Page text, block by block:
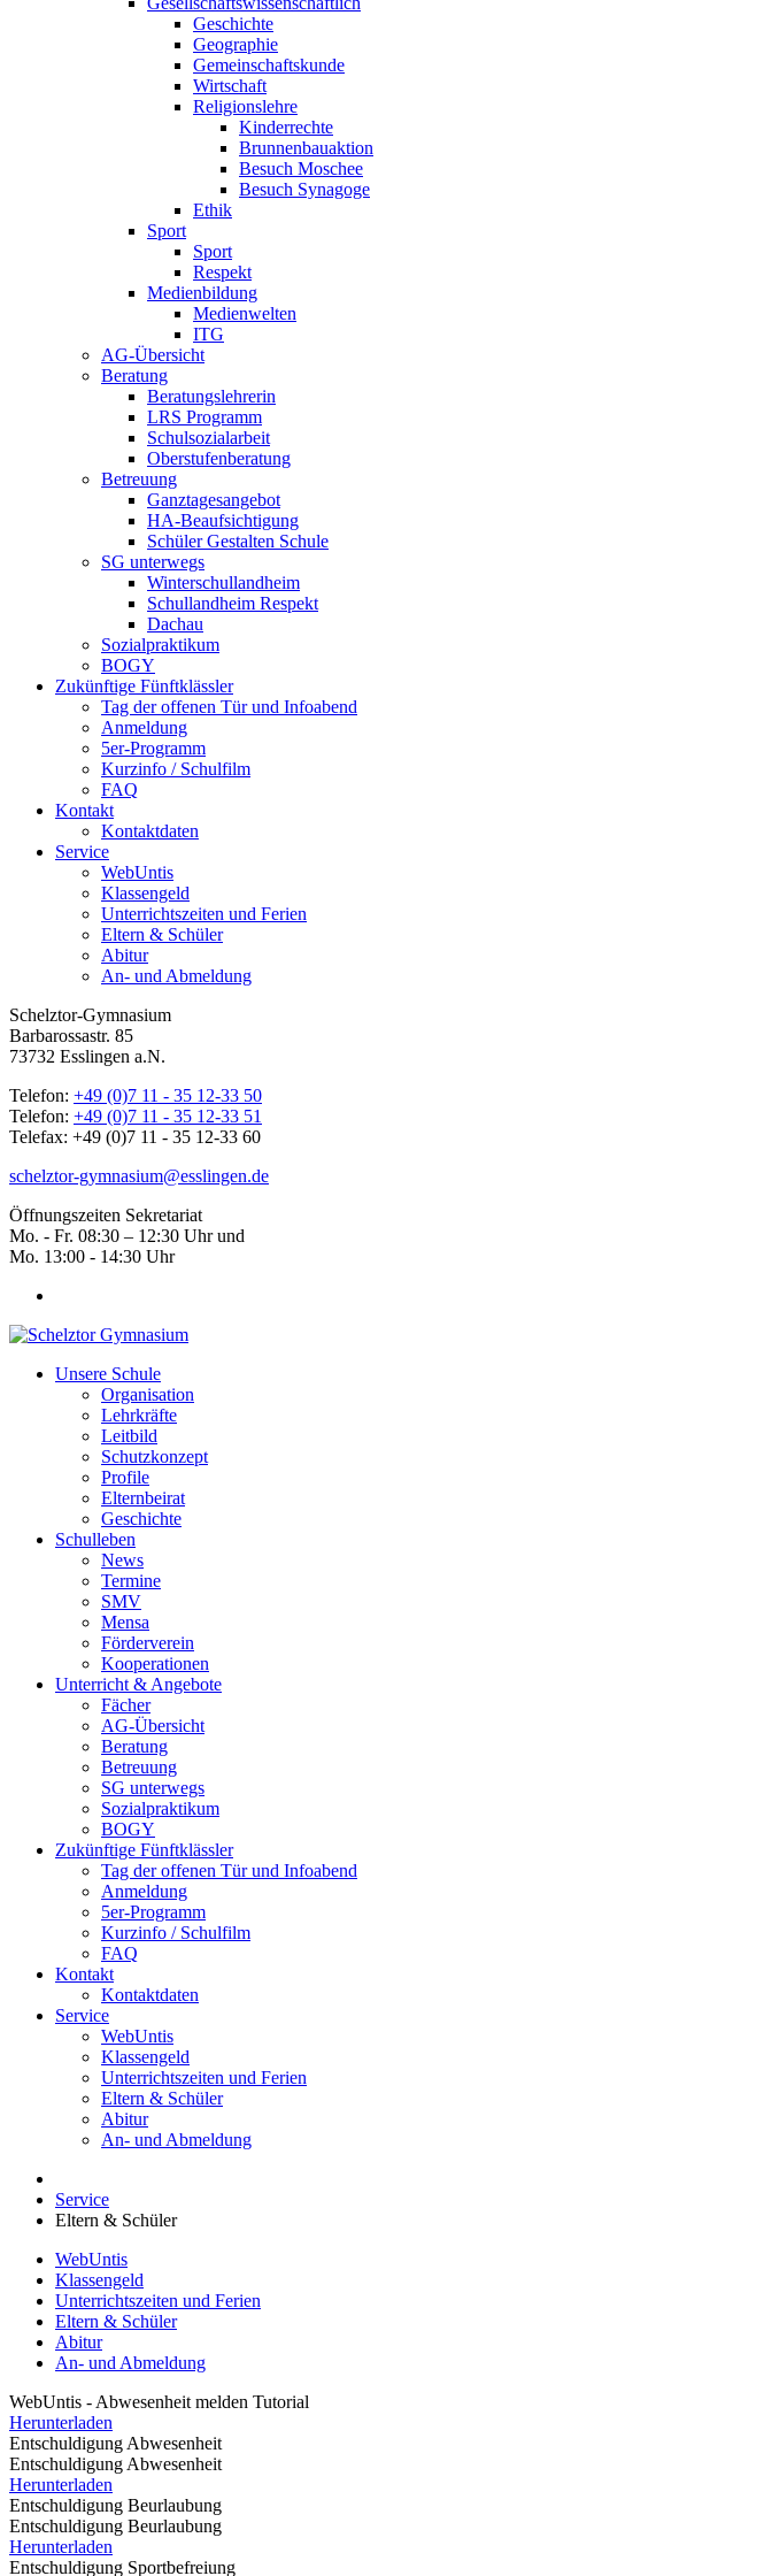
Geschichte
Geographie
Gemeinschaftskunde
Wirtschaft
Religionslehre
Kinderrechte
Brunnenbauaktion
Besuch Moschee
Besuch Synagoge
Ethik
Sport
Sport
Respekt
Medienbildung
Medienwelten
ITG
AG-Übersicht
Beratung
Beratungslehrerin
LRS Programm
Schulsozialarbeit
Oberstufenberatung
Betreuung
Ganztagesangebot
HA-Beaufsichtigung
Schüler Gestalten Schule
SG unterwegs
Winterschullandheim
Schullandheim Respekt
Dachau
Sozialpraktikum
BOGY
Zukünftige Fünftklässler
Tag der offenen Tür und Infoabend
Anmeldung
5er-Programm
Kurzinfo / Schulfilm
FAQ
Kontakt
Kontaktdaten
Service
WebUntis
Klassengeld
Unterrichtszeiten und Ferien
Eltern & Schüler
Abitur
An- und Abmeldung
Schelztor-Gymnasium
Barbarossastr. 85
73732 Esslingen a.N.
Telefon: +49 (0)7 11 - 35 12-33 50
Telefon: +49 (0)7 11 - 35 12-33 51
Telefax: +49 (0)7 11 - 35 12-33 60
schelztor-gymnasium@esslingen.de
Öffnungszeiten Sekretariat
Mo. - Fr. 08:30 – 12:30 Uhr und
Mo. 13:00 - 14:30 Uhr
Unsere Schule
Organisation
Lehrkräfte
Leitbild
Schutzkonzept
Profile
Elternbeirat
Geschichte
Schulleben
News
Termine
SMV
Mensa
Förderverein
Kooperationen
Unterricht & Angebote
Fächer
AG-Übersicht
Beratung
Betreuung
SG unterwegs
Sozialpraktikum
BOGY
Zukünftige Fünftklässler
Tag der offenen Tür und Infoabend
Anmeldung
5er-Programm
Kurzinfo / Schulfilm
FAQ
Kontakt
Kontaktdaten
Service
WebUntis
Klassengeld
Unterrichtszeiten und Ferien
Eltern & Schüler
Abitur
An- und Abmeldung
Service
Eltern & Schüler
WebUntis
Klassengeld
Unterrichtszeiten und Ferien
Eltern & Schüler
Abitur
An- und Abmeldung
WebUntis - Abwesenheit melden Tutorial
Herunterladen
Entschuldigung Abwesenheit
Entschuldigung Abwesenheit
Herunterladen
Entschuldigung Beurlaubung
Entschuldigung Beurlaubung
Herunterladen
Entschuldigung Sportbefreiung